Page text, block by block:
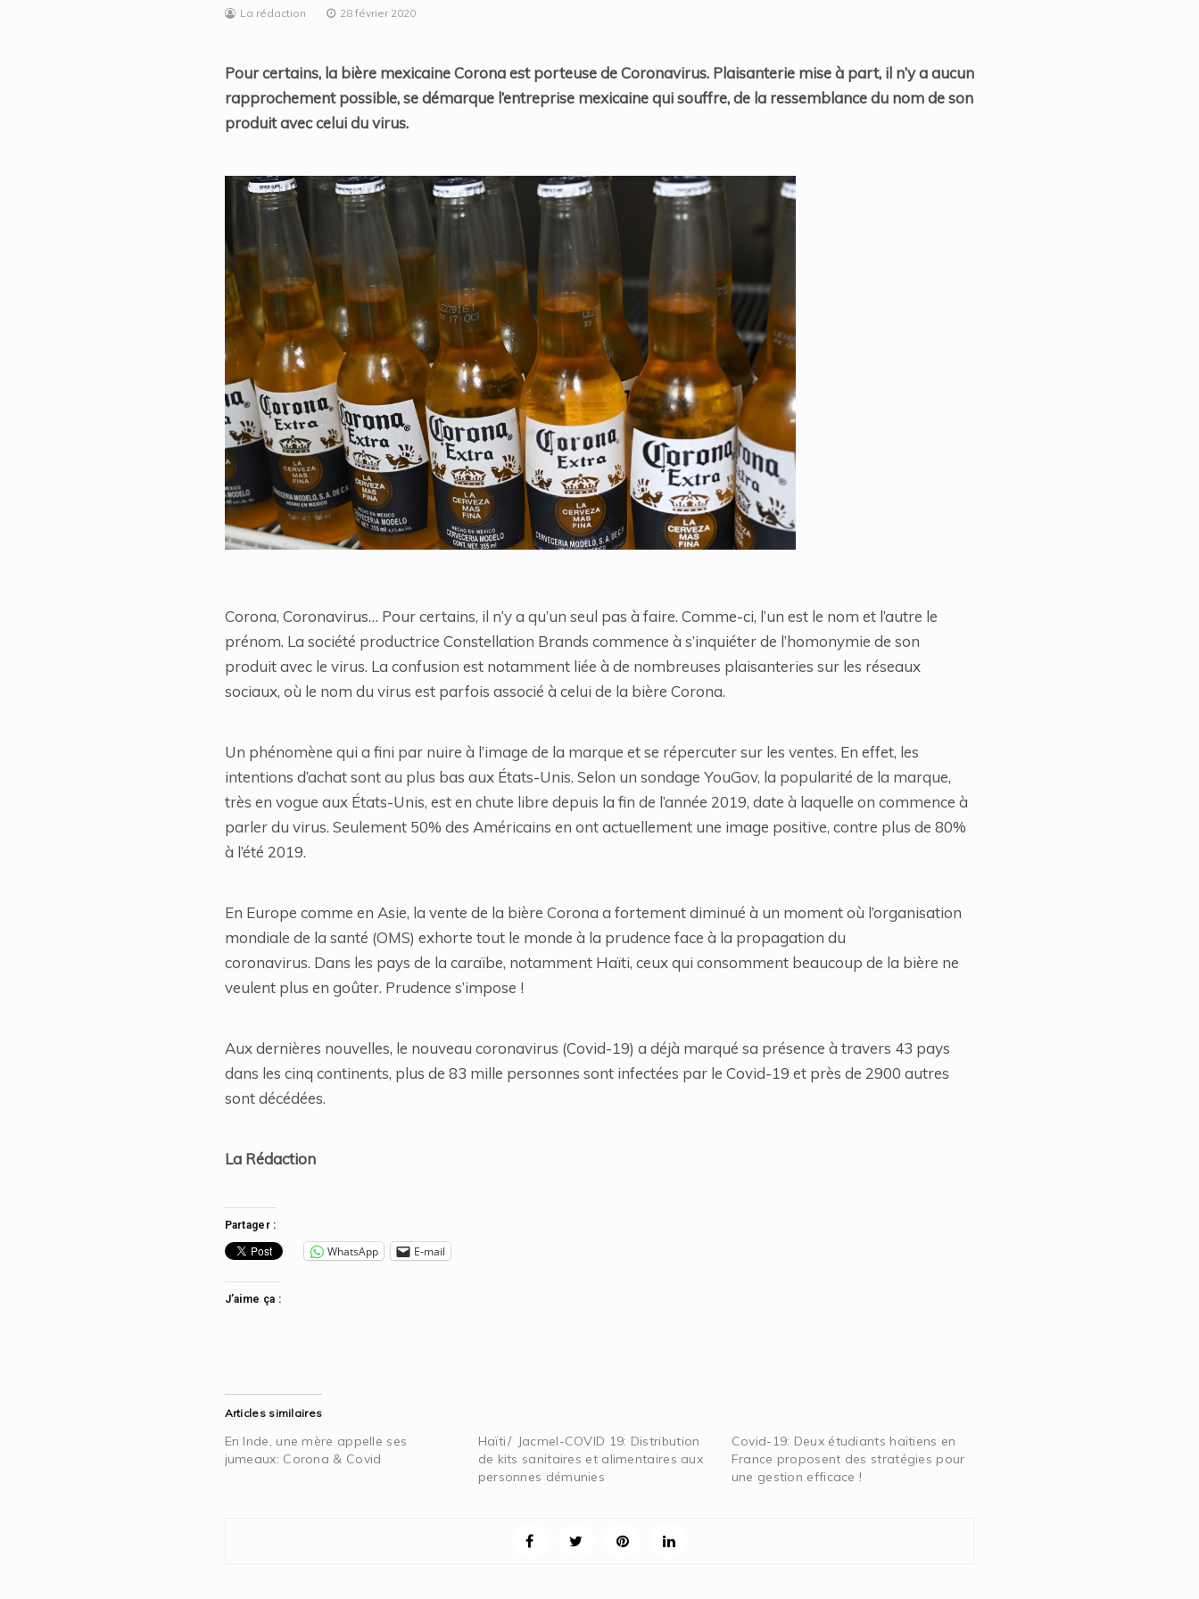
La rédaction 28 février 2020
Pour certains, la bière mexicaine Corona est porteuse de Coronavirus. Plaisanterie mise à part, il n’y a aucun
rapprochement possible, se démarque l’entreprise mexicaine qui souffre, de la ressemblance du nom de son
produit avec celui du virus.
Corona, Coronavirus… Pour certains, il n’y a qu’un seul pas à faire. Comme-ci, l’un est le nom et l’autre le
prénom. La société productrice Constellation Brands commence à s’inquiéter de l’homonymie de son
produit avec le virus. La confusion est notamment liée à de nombreuses plaisanteries sur les réseaux
sociaux, où le nom du virus est parfois associé à celui de la bière Corona.
Un phénomène qui a fini par nuire à l’image de la marque et se répercuter sur les ventes. En effet, les
intentions d’achat sont au plus bas aux États-Unis. Selon un sondage YouGov, la popularité de la marque,
très en vogue aux États-Unis, est en chute libre depuis la fin de l’année 2019, date à laquelle on commence à
parler du virus. Seulement 50% des Américains en ont actuellement une image positive, contre plus de 80%
à l’été 2019.
En Europe comme en Asie, la vente de la bière Corona a fortement diminué à un moment où l’organisation
mondiale de la santé (OMS) exhorte tout le monde à la prudence face à la propagation du
coronavirus. Dans les pays de la caraïbe, notamment Haïti, ceux qui consomment beaucoup de la bière ne
veulent plus en goûter. Prudence s’impose !
Aux dernières nouvelles, le nouveau coronavirus (Covid-19) a déjà marqué sa présence à travers 43 pays
dans les cinq continents, plus de 83 mille personnes sont infectées par le Covid-19 et près de 2900 autres
sont décédées.
La Rédaction
Partager :
WhatsApp E-mail
J’aime ça :
Articles similaires
En Inde, une mère appelle ses
jumeaux: Corona & Covid
Haïti∕ Jacmel-COVID 19: Distribution
de kits sanitaires et alimentaires aux
personnes démunies
Covid-19: Deux étudiants haïtiens en
France proposent des stratégies pour
une gestion efficace !